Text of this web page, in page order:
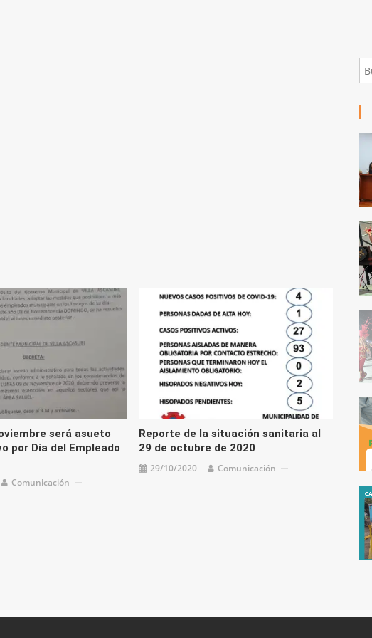
será asueto
por Día del Empleado
Comunicación
Reporte de la situación sanitaria al
29 de octubre de 2020
29/10/2020 Comunicación